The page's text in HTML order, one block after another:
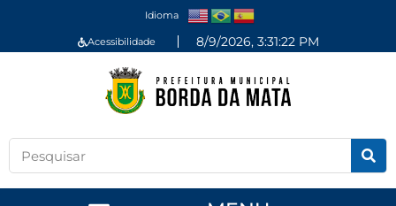
Idioma
Acessibilidade 8/9/2026, 3:31:22 PM